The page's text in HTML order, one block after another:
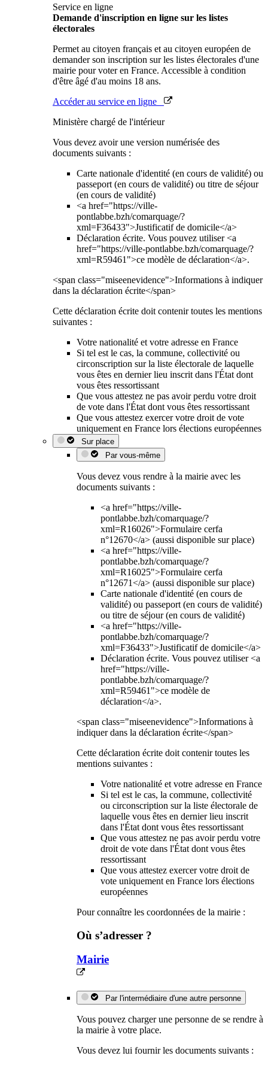
Service en ligne
Demande d'inscription en ligne sur les listes
électorales
Permet au citoyen français et au citoyen européen de
demander son inscription sur les listes électorales d'une
mairie pour voter en France. Accessible à condition
d'être âgé d'au moins 18 ans.
Accéder au service en ligne
Ministère chargé de l'intérieur
Vous devez avoir une version numérisée des
documents suivants :
Carte nationale d'identité (en cours de validité) ou
passeport (en cours de validité) ou titre de séjour
(en cours de validité)
<a href="https://ville-
pontlabbe.bzh/comarquage/?
xml=F36433">Justificatif de domicile</a>
Déclaration écrite. Vous pouvez utiliser <a
href="https://ville-pontlabbe.bzh/comarquage/?
xml=R59461">ce modèle de déclaration</a>.
<span class="miseenevidence">Informations à indiquer
dans la déclaration écrite</span>
Cette déclaration écrite doit contenir toutes les mentions
suivantes :
Votre nationalité et votre adresse en France
Si tel est le cas, la commune, collectivité ou
circonscription sur la liste électorale de laquelle
vous êtes en dernier lieu inscrit dans l'État dont
vous êtes ressortissant
Que vous attestez ne pas avoir perdu votre droit
de vote dans l'État dont vous êtes ressortissant
Que vous attestez exercer votre droit de vote
uniquement en France lors élections européennes
Sur place
Par vous-même
Vous devez vous rendre à la mairie avec les
documents suivants :
<a href="https://ville-
pontlabbe.bzh/comarquage/?
xml=R16026">Formulaire cerfa
n°12670</a> (aussi disponible sur place)
<a href="https://ville-
pontlabbe.bzh/comarquage/?
xml=R16025">Formulaire cerfa
n°12671</a> (aussi disponible sur place)
Carte nationale d'identité (en cours de
validité) ou passeport (en cours de validité)
ou titre de séjour (en cours de validité)
<a href="https://ville-
pontlabbe.bzh/comarquage/?
xml=F36433">Justificatif de domicile</a>
Déclaration écrite. Vous pouvez utiliser <a
href="https://ville-
pontlabbe.bzh/comarquage/?
xml=R59461">ce modèle de
déclaration</a>.
<span class="miseenevidence">Informations à
indiquer dans la déclaration écrite</span>
Cette déclaration écrite doit contenir toutes les
mentions suivantes :
Votre nationalité et votre adresse en France
Si tel est le cas, la commune, collectivité
ou circonscription sur la liste électorale de
laquelle vous êtes en dernier lieu inscrit
dans l'État dont vous êtes ressortissant
Que vous attestez ne pas avoir perdu votre
droit de vote dans l'État dont vous êtes
ressortissant
Que vous attestez exercer votre droit de
vote uniquement en France lors élections
européennes
Pour connaître les coordonnées de la mairie :
Où s’adresser ?
Mairie
Par l'intermédiaire d'une autre personne
Vous pouvez charger une personne de se rendre à
la mairie à votre place.
Vous devez lui fournir les documents suivants :